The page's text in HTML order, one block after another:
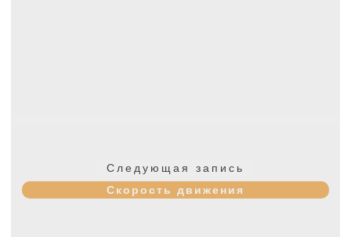
Следующая запись
запись:
Скорость движения